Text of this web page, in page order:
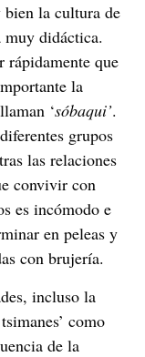
bien la cultura de
muy didáctica.
rápidamente que
la
‘sóbaqui’.
grupos
las relaciones
convivir con
es incómodo e
en peleas y
con brujería.
incluso la
como
de la